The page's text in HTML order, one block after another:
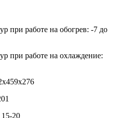
при работе на обогрев: -7 до
при работе на охлаждение:
15-20